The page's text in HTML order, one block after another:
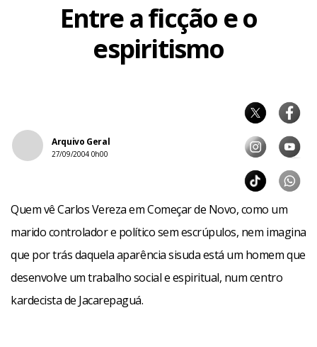
Entre a ficção e o
espiritismo
Arquivo Geral
27/09/2004 0h00
Quem vê Carlos Vereza em Começar de Novo, como um
marido controlador e político sem escrúpulos, nem imagina
que por trás daquela aparência sisuda está um homem que
desenvolve um trabalho social e espiritual, num centro
kardecista de Jacarepaguá.